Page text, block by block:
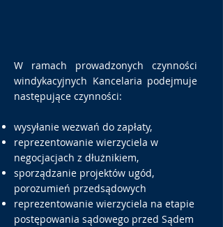
W ramach prowadzonych czynności
windykacyjnych Kancelaria podejmuje
następujące czynności:
wysyłanie wezwań do zapłaty,
reprezentowanie wierzyciela w
negocjacjach z dłużnikiem,
sporządzanie projektów ugód,
porozumień przedsądowych
reprezentowanie wierzyciela na etapie
postępowania sądowego przed Sądem